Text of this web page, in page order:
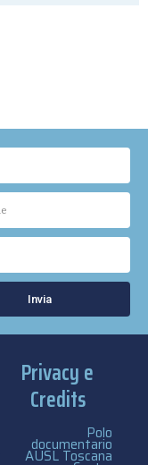
Invia
Privacy e
Credits
Polo
documentario
AUSL Toscana